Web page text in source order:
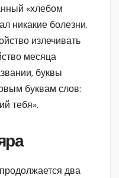
«хлебом
никакие болезни.
излечивать
месяца
буквы
буквам слов:
тебя».
два